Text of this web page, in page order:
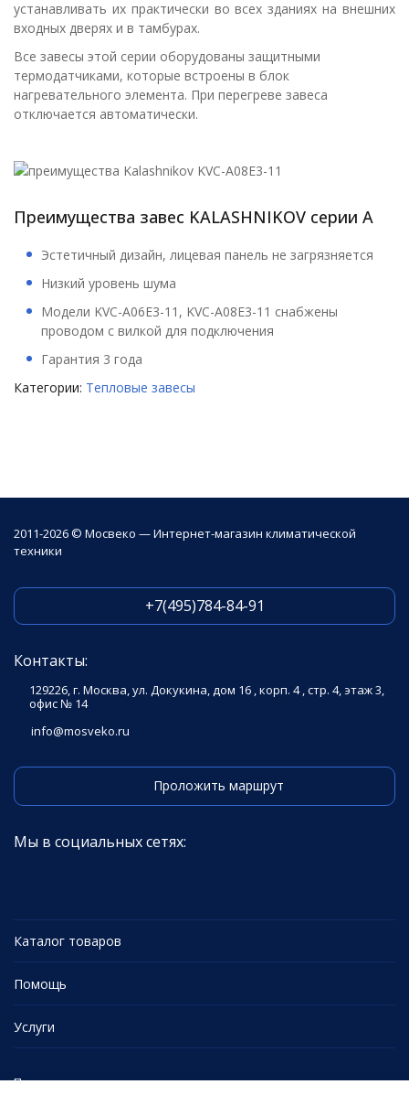
устанавливать их практически во всех зданиях на внешних
входных дверях и в тамбурах.
Все завесы этой серии оборудованы защитными
термодатчиками, которые встроены в блок
нагревательного элемента. При перегреве завеса
отключается автоматически.
Преимущества завес KALASHNIKOV серии A
Эстетичный дизайн, лицевая панель не загрязняется
Низкий уровень шума
Модели KVC-A06E3-11, KVC-A08E3-11 снабжены
проводом с вилкой для подключения
Гарантия 3 года
Категории: Тепловые завесы
2011-2026 © Мосвеко — Интернет-магазин климатической
техники
+7(495)784-84-91
Контакты:
129226, г. Москва, ул. Докукина, дом 16 , корп. 4 , стр. 4, этаж 3,
офис № 14
info@mosveko.ru
Проложить маршрут
Мы в социальных сетях:
Каталог товаров
Помощь
Услуги
Политика персональных данных